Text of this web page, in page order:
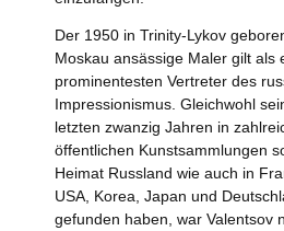
Der 1950 in Trinity-Lykov
Moskau ansässige Maler gilt als
prominentesten Vertreter des
Impressionismus. Gleichwohl
letzten zwanzig Jahren in
öffentlichen Kunstsammlungen
Heimat Russland wie auch in
USA, Korea, Japan und
gefunden haben, war Valentsov